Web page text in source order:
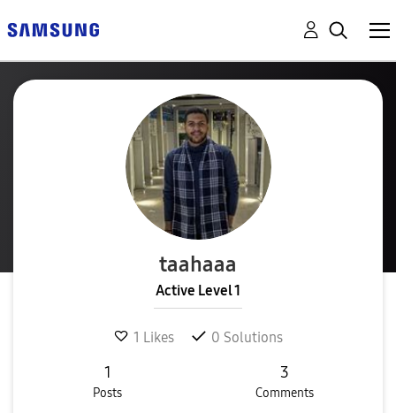
taahaaa
Active Level 1
1 Likes 0 Solutions
1
Posts
3
Comments